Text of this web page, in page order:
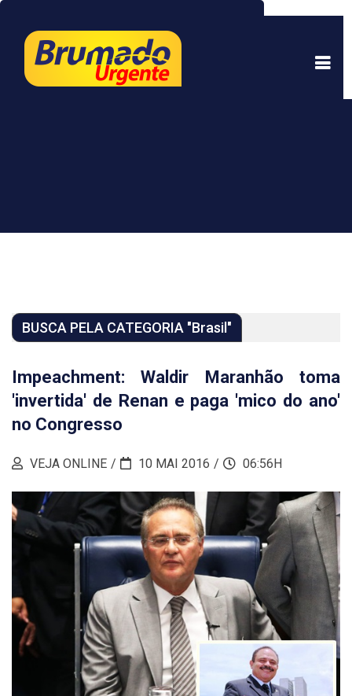
experiência. Ao continuar a navegar, você está
de acordo com isso.Saber mais.
BUSCA PELA CATEGORIA "Brasil"
Impeachment: Waldir Maranhão toma
'invertida' de Renan e paga 'mico do ano'
no Congresso
VEJA ONLINE 10 MAI 2016 06:56H